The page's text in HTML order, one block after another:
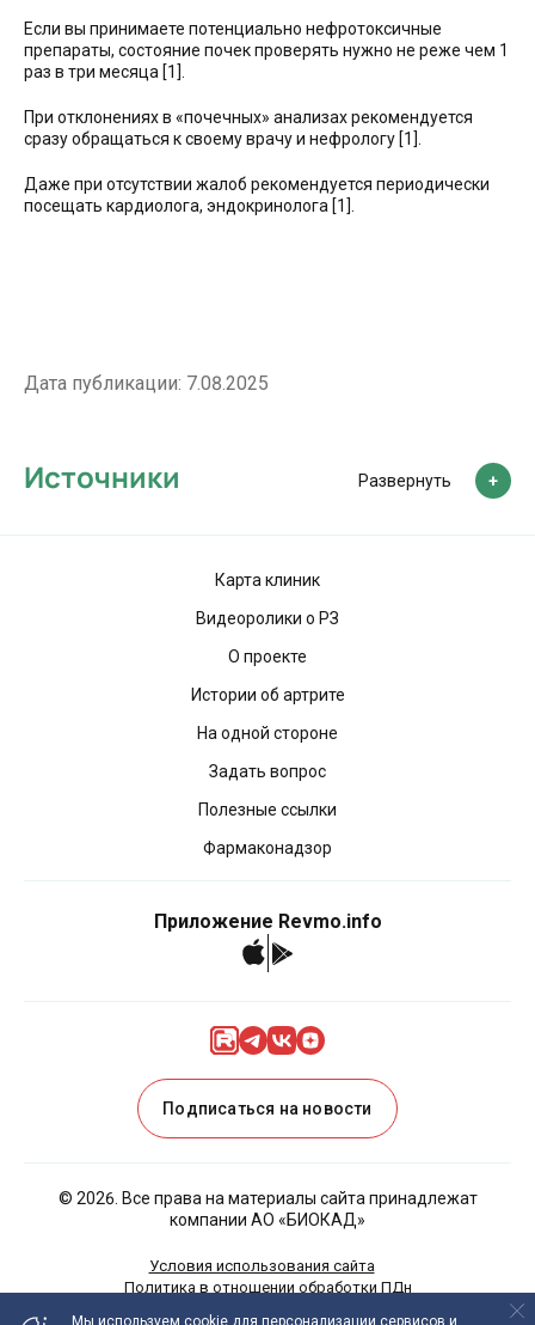
Если вы принимаете потенциально нефротоксичные
препараты, состояние почек проверять нужно не реже чем 1
раз в три месяца [1].
При отклонениях в «почечных» анализах рекомендуется
сразу обращаться к своему врачу и нефрологу [1].
Даже при отсутствии жалоб рекомендуется периодически
посещать кардиолога, эндокринолога [1].
Дата публикации: 7.08.2025
Источники Развернуть
Подписаться на новости
Приложение Revmo.info
Карта клиник
Видеоролики о РЗ
О проекте
Истории об артрите
На одной стороне
Задать вопрос
Полезные ссылки
Фармаконадзор
© 2026. Все права на материалы сайта принадлежат
компании АО «БИОКАД»
Условия использования сайта
Политика в отношении обработки ПДн
Мы используем cookie для персонализации сервисов и